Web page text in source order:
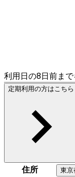
利用日の8日前ま
定期利用の方はこちら
住所 東京